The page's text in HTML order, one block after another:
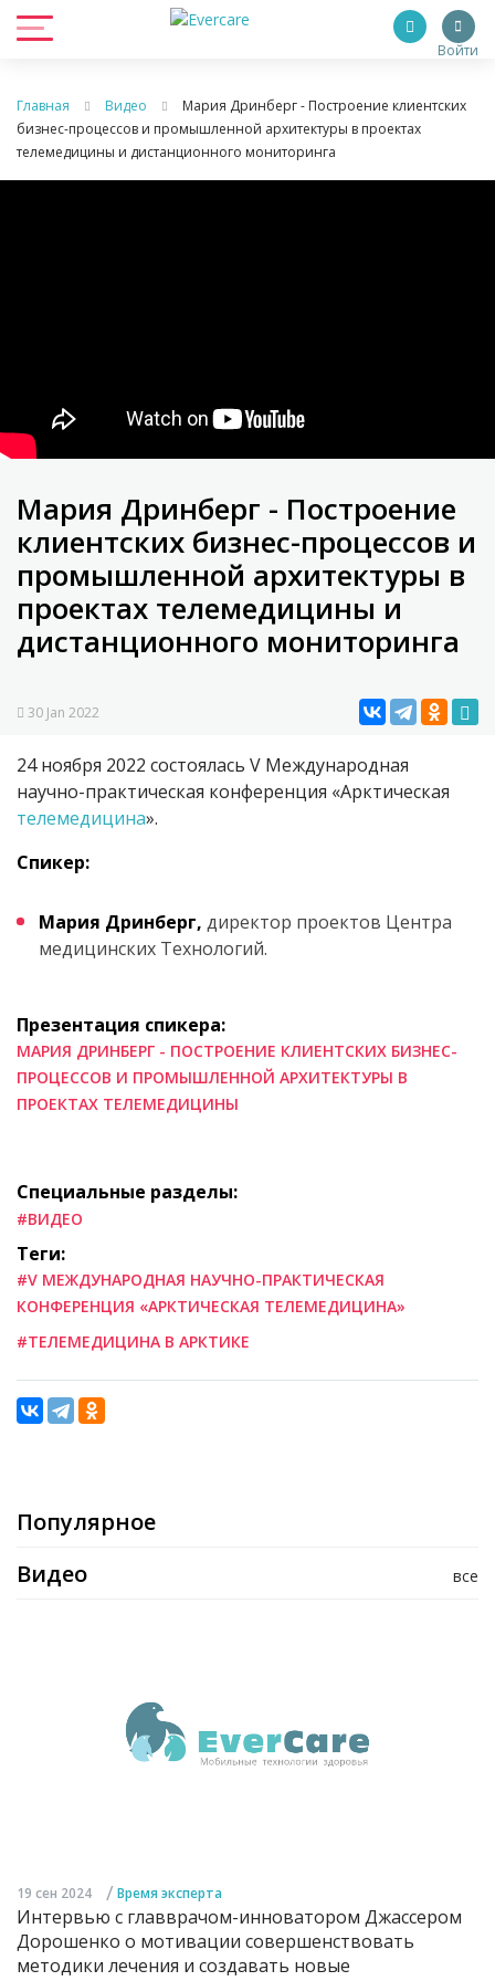
Войти
Главная Видео
Мария Дринберг - Построение клиентских
бизнес-процессов и промышленной архитектуры в проектах
телемедицины и дистанционного мониторинга
Мария Дринберг - Построение
клиентских бизнес-процессов и
промышленной архитектуры в
проектах телемедицины и
дистанционного мониторинга
30 Jan 2022
24 ноября 2022 состоялась V Международная
научно-практическая конференция «Арктическая
телемедицина».
Спикер:
Мария Дринберг, директор проектов Центра
медицинских Технологий.
Презентация спикера:
МАРИЯ ДРИНБЕРГ - ПОСТРОЕНИЕ КЛИЕНТСКИХ БИЗНЕС-
ПРОЦЕССОВ И ПРОМЫШЛЕННОЙ АРХИТЕКТУРЫ В
ПРОЕКТАХ ТЕЛЕМЕДИЦИНЫ
Специальные разделы:
#ВИДЕО
Теги:
#V МЕЖДУНАРОДНАЯ НАУЧНО-ПРАКТИЧЕСКАЯ
КОНФЕРЕНЦИЯ «АРКТИЧЕСКАЯ ТЕЛЕМЕДИЦИНА»
#ТЕЛЕМЕДИЦИНА В АРКТИКЕ
Популярное
все
Видео
19 сен 2024 / Время эксперта
Интервью с главврачом-инноватором Джассером
Дорошенко о мотивации совершенствовать
методики лечения и создавать новые